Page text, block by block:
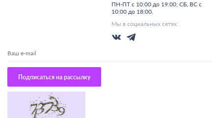
ПН-ПТ с 10:00 до 19:00; СБ, ВС с
10:00 до 18:00.
Мы в социальных сетях:
Подписаться на рассылку